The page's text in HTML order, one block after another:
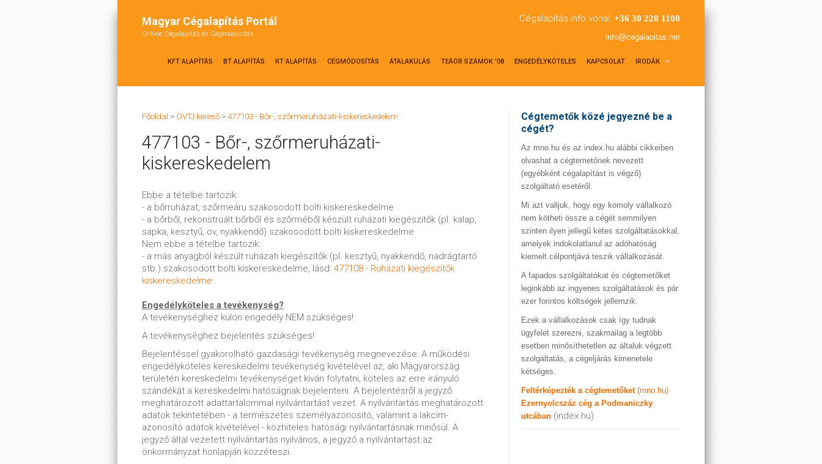
Magyar Cégalapítás Portál
Online Cégalapítás és Cégmódosítás
Cégalapítás info vonal: +36 30 220 1100
info@cegalapitas.net
KFT ALAPÍTÁS BT ALAPÍTÁS RT ALAPÍTÁS CÉGMÓDOSÍTÁS ÁTALAKULÁS TEÁOR SZÁMOK '08 ENGEDÉLYKÖTELES KAPCSOLAT IRODÁK
Főoldal > ÖVTJ kereső > 477103 - Bőr-, szőrmeruházati-kiskereskedelem
477103 - Bőr-, szőrmeruházati-
kiskereskedelem
Ebbe a tételbe tartozik:
- a bőrruházat, szőrmeáru szakosodott bolti kiskereskedelme
- a bőrből, rekonstruált bőrből és szőrméből készült ruházati kiegészítők (pl. kalap,
sapka, kesztyű, öv, nyakkendő) szakosodott bolti kiskereskedelme
Nem ebbe a tételbe tartozik:
- a más anyagból készült ruházati kiegészítők (pl. kesztyű, nyakkendő, nadrágtartó
stb.) szakosodott bolti kiskereskedelme, lásd: 477108 - Ruházati kiegészítők
kiskereskedelme
Engedélyköteles a tevékenység?
A tevékenységhez külön engedély NEM szükséges!
A tevékenységhez bejelentés szükséges!
Bejelentéssel gyakorolható gazdasági tevékenység megnevezése: A működési
engedélyköteles kereskedelmi tevékenység kivételével az, aki Magyarország
területén kereskedelmi tevékenységet kíván folytatni, köteles az erre irányuló
szándékát a kereskedelmi hatóságnak bejelenteni. A bejelentésről a jegyző
meghatározott adattartalommal nyilvántartást vezet. A nyilvántartás meghatározott
adatok tekintetében - a természetes személyazonosító, valamint a lakcím-
azonosító adatok kivételével - közhiteles hatósági nyilvántartásnak minősül. A
jegyző által vezetett nyilvántartás nyilvános, a jegyző a nyilvántartást az
önkormányzat honlapján közzéteszi.
Cégtemetők közé jegyezné be a
cégét?
Az mno.hu és az index.hu alábbi cikkeiben
olvashat a cégtemetőnek nevezett
(egyébként cégalapítást is végző)
szolgáltató esetéről.
Mi azt valljuk, hogy egy komoly vállalkozó
nem kötheti össze a cégét semmilyen
szinten ilyen jellegű kétes szolgáltatásokkal,
amelyek indokolatlanul az adóhatóság
kiemelt célpontjává teszik vállalkozását.
A fapados szolgáltatókat és cégtemetőket
leginkább az ingyenes szolgáltatások és pár
ezer forintos költségek jellemzik.
Ezek a vállalkozások csak így tudnak
ügyfelet szerezni, szakmailag a legtöbb
esetben minősíthetetlen az általuk végzett
szolgáltatás, a cégeljárás kimenetele
kétséges.
Feltérképezték a cégtemetőket (mno.hu)
Ezernyolcszáz cég a Podmaniczky
utcában (index.hu)